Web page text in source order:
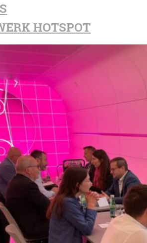
HOTSPOT